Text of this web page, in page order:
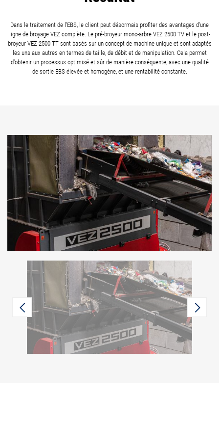
Dans le traitement de l'EBS, le client peut désormais profiter des avantages d'une
ligne de broyage VEZ complète. Le pré-broyeur mono-arbre VEZ 2500 TV et le post-
broyeur VEZ 2500 TT sont basés sur un concept de machine unique et sont adaptés
les uns aux autres en termes de taille, de débit et de manipulation. Cela permet
d'obtenir un processus optimisé et sûr de manière conséquente, avec une qualité
de sortie EBS élevée et homogène, et une rentabilité constante.